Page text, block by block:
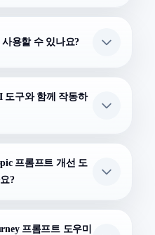
용할 수 있나요?
도구와 함께 작동하
프롬프트 개선 도
?
프롬프트 도우미